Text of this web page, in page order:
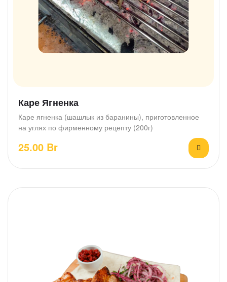
Каре Ягненка
Каре ягненка (шашлык из баранины), приготовленное
на углях по фирменному рецепту (200г)
25.00 Br